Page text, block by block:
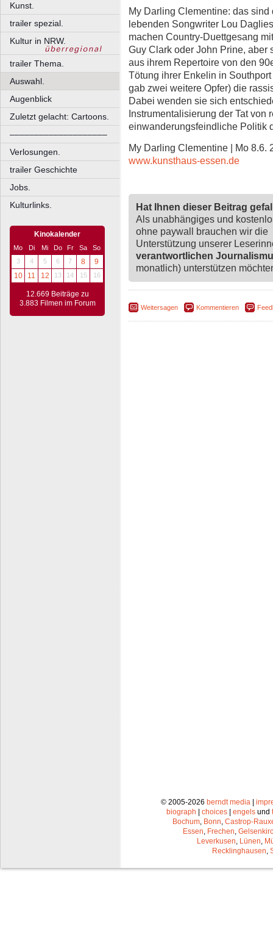
Kunst.
trailer spezial.
Kultur in NRW.
trailer Thema.
Auswahl.
Augenblick
Zuletzt gelacht: Cartoons.
––––––––––––––––––––
Verlosungen.
trailer Geschichte
Jobs.
Kulturlinks.
Kinokalender
Mo Di Mi Do Fr Sa
So
3
4 5 6 7 8
9
10
11 12 13 14 15 16
12.669 Beiträge zu
3.883 Filmen im Forum
My Darling Clementine: das
lebenden Songwriter Lou
machen Country-Duettgesang
Guy Clark oder John Prine,
aus ihrem Repertoire von den
Tötung ihrer Enkelin in
gab zwei weitere Opfer) die
Dabei wenden sie sich
Instrumentalisierung der Tat von
einwanderungsfeindliche Politik
My Darling Clementine | Mo 8.6.
www.kunsthaus-essen.de
Hat Ihnen dieser Beitrag
Als unabhängiges und
ohne paywall brauchen wir die
Unterstützung unserer
verantwortlichen
monatlich) unterstützen
Weitersagen Kommentieren
© 2005-2026 berndt media|
biograph
choices engels und
Bochum, Bonn, Castrop-
Essen, Frechen,
Leverkusen, Lünen,
Recklinghausen,